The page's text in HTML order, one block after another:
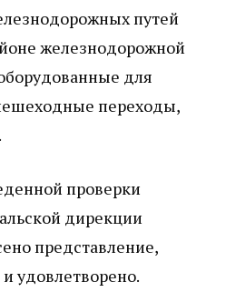
путей
железнодорожной
для
переходы,
проверки
дирекции
представление,
удовлетворено.